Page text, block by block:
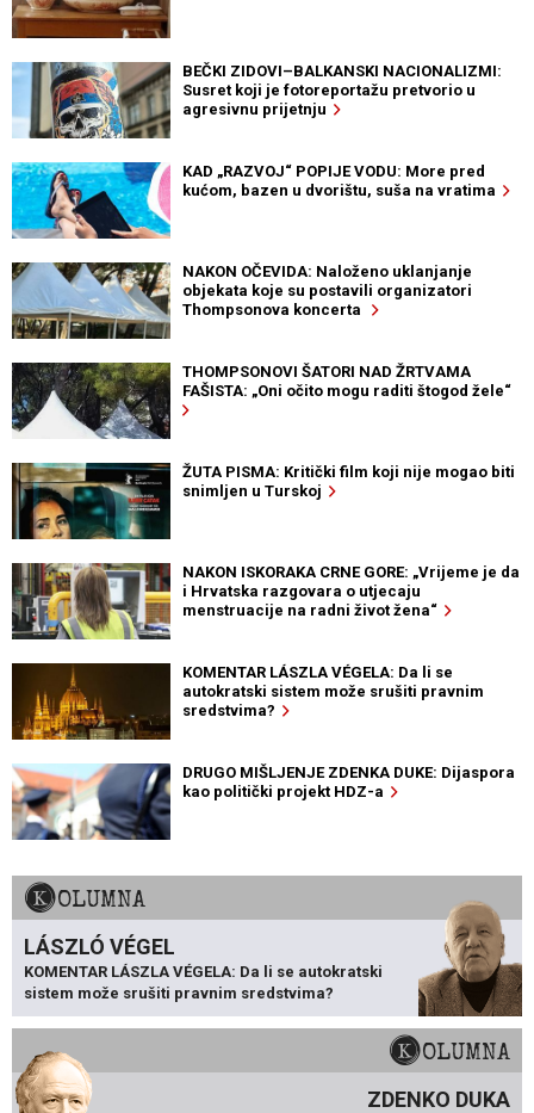
BEČKI ZIDOVI–BALKANSKI NACIONALIZMI:
Susret koji je fotoreportažu pretvorio u
agresivnu prijetnju
KAD „RAZVOJ“ POPIJE VODU: More pred
kućom, bazen u dvorištu, suša na vratima
NAKON OČEVIDA: Naloženo uklanjanje
objekata koje su postavili organizatori
Thompsonova koncerta
THOMPSONOVI ŠATORI NAD ŽRTVAMA
FAŠISTA: „Oni očito mogu raditi štogod žele“
ŽUTA PISMA: Kritički film koji nije mogao biti
snimljen u Turskoj
NAKON ISKORAKA CRNE GORE: „Vrijeme je da
i Hrvatska razgovara o utjecaju
menstruacije na radni život žena“
KOMENTAR LÁSZLA VÉGELA: Da li se
autokratski sistem može srušiti pravnim
sredstvima?
DRUGO MIŠLJENJE ZDENKA DUKE: Dijaspora
kao politički projekt HDZ-a
KOLUMNA
LÁSZLÓ VÉGEL
KOMENTAR LÁSZLA VÉGELA: Da li se autokratski
sistem može srušiti pravnim sredstvima?
KOLUMNA
ZDENKO DUKA